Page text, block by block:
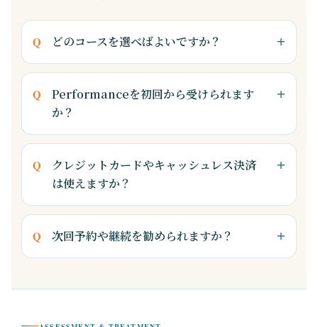
どのコースを選べばよいですか？
Performanceを初回から受けられます
か？
クレジットカードやキャッシュレス決済
は使えますか？
次回予約や継続を勧められますか？